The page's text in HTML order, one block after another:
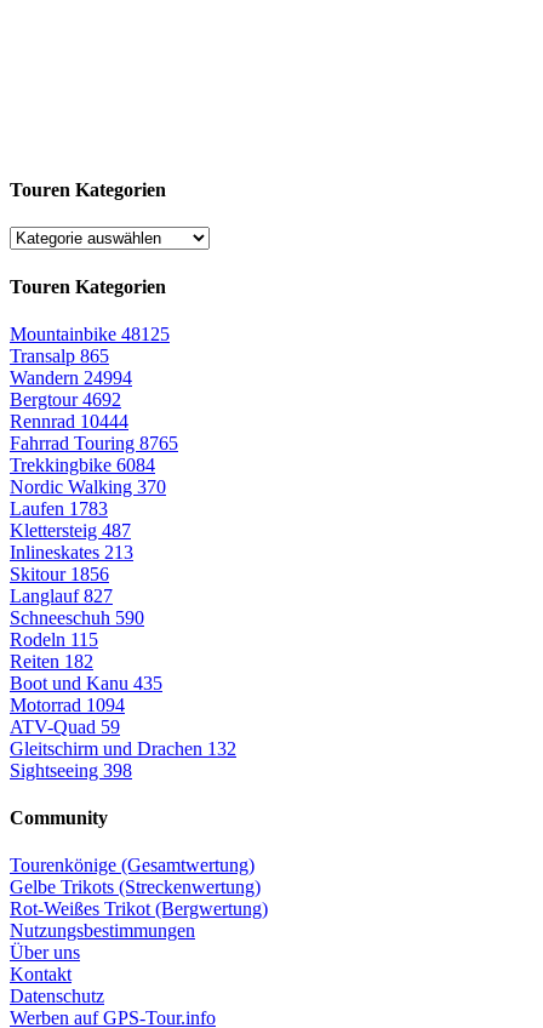
Touren Kategorien
Touren Kategorien
Mountainbike 48125
Transalp 865
Wandern 24994
Bergtour4692
Rennrad 10444
Fahrrad Touring 8765
Trekkingbike 6084
Nordic Walking 370
Laufen 1783
Klettersteig 487
Inlineskates 213
Skitour 1856
Langlauf827
Schneeschuh 590
Rodeln 115
Reiten 182
Boot und Kanu 435
Motorrad 1094
ATV-Quad 59
Gleitschirm und Drachen 132
Sightseeing 398
Community
Tourenkönige (Gesamtwertung)
Gelbe Trikots (Streckenwertung)
Rot-Weißes Trikot (Bergwertung)
Nutzungsbestimmungen
Über uns
Kontakt
Datenschutz
Werben auf GPS-Tour.info